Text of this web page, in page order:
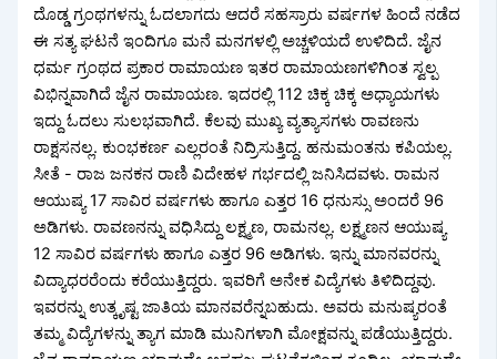
ದೊಡ್ಡ ಗ್ರಂಥಗಳನ್ನು ಓದಲಾಗದು ಆದರೆ ಸಹಸ್ರಾರು ವರ್ಷಗಳ ಹಿಂದೆ ನಡೆದ
ಈ ಸತ್ಯ ಘಟನೆ ಇಂದಿಗೂ ಮನೆ ಮನಗಳಲ್ಲಿ ಅಚ್ಚಳಿಯದೆ ಉಳಿದಿದೆ. ಜೈನ
ಧರ್ಮ ಗ್ರಂಥದ ಪ್ರಕಾರ ರಾಮಾಯಣ ಇತರ ರಾಮಾಯಣಗಳಿಗಿಂತ ಸ್ವಲ್ಪ
ವಿಭಿನ್ನವಾಗಿದೆ ಜೈನ ರಾಮಾಯಣ. ಇದರಲ್ಲಿ 112 ಚಿಕ್ಕ ಚಿಕ್ಕ ಅಧ್ಯಾಯಗಳು
ಇದ್ದು ಓದಲು ಸುಲಭವಾಗಿದೆ. ಕೆಲವು ಮುಖ್ಯ ವ್ಯತ್ಯಾಸಗಳು ರಾವಣನು
ರಾಕ್ಷಸನಲ್ಲ. ಕುಂಭಕರ್ಣ ಎಲ್ಲರಂತೆ ನಿದ್ರಿಸುತ್ತಿದ್ದ. ಹನುಮಂತನು ಕಪಿಯಲ್ಲ.
ಸೀತೆ - ರಾಜ ಜನಕನ ರಾಣಿ ವಿದೇಹಳ ಗರ್ಭದಲ್ಲಿ ಜನಿಸಿದವಳು. ರಾಮನ
ಆಯುಷ್ಯ 17 ಸಾವಿರ ವರ್ಷಗಳು ಹಾಗೂ ಎತ್ತರ 16 ಧನುಸ್ಸು ಅಂದರೆ 96
ಅಡಿಗಳು. ರಾವಣನನ್ನು ವಧಿಸಿದ್ದು ಲಕ್ಷ್ಮಣ, ರಾಮನಲ್ಲ. ಲಕ್ಷ್ಮಣನ ಆಯುಷ್ಯ
12 ಸಾವಿರ ವರ್ಷಗಳು ಹಾಗೂ ಎತ್ತರ 96 ಅಡಿಗಳು. ಇನ್ನು ಮಾನವರನ್ನು
ವಿದ್ಯಾಧರರೆಂದು ಕರೆಯುತ್ತಿದ್ದರು. ಇವರಿಗೆ ಅನೇಕ ವಿದ್ಯೆಗಳು ತಿಳಿದಿದ್ದವು.
ಇವರನ್ನು ಉತ್ಕೃಷ್ಟ ಜಾತಿಯ ಮಾನವರೆನ್ನಬಹುದು. ಅವರು ಮನುಷ್ಯರಂತೆ
ತಮ್ಮ ವಿದ್ಯೆಗಳನ್ನು ತ್ಯಾಗ ಮಾಡಿ ಮುನಿಗಳಾಗಿ ಮೋಕ್ಷವನ್ನು ಪಡೆಯುತ್ತಿದ್ದರು.